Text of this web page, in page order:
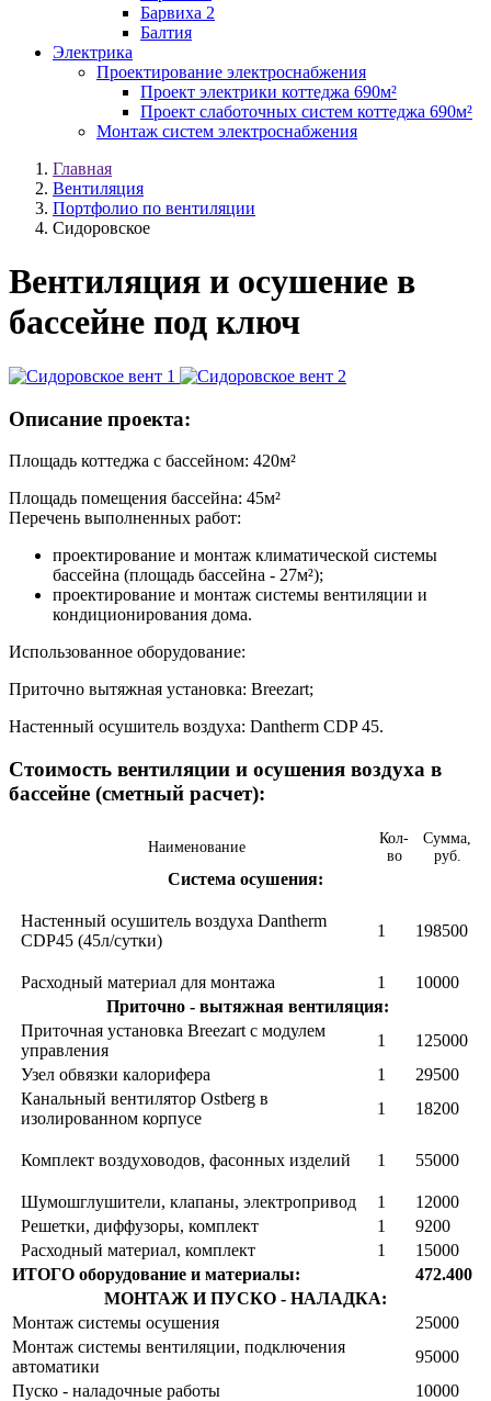
Барвиха 2
Балтия
Электрика
Проектирование электроснабжения
Проект электрики коттеджа 690м²
Проект слаботочных систем коттеджа 690м²
Монтаж систем электроснабжения
Главная
Вентиляция
Портфолио по вентиляции
Сидоровское
Вентиляция и осушение в
бассейне под ключ
Описание проекта:
Площадь коттеджа с бассейном: 420м²
Площадь помещения бассейна: 45м²
Перечень выполненных работ:
проектирование и монтаж климатической системы
бассейна (площадь бассейна - 27м²);
проектирование и монтаж системы вентиляции и
кондиционирования дома.
Использованное оборудование:
Приточно вытяжная установка: Breezart;
Настенный осушитель воздуха: Dantherm CDP 45.
Стоимость вентиляции и осушения воздуха в
бассейне (сметный расчет):
Наименование
Кол-
во
Сумма,
руб.
Система осушения:
Настенный осушитель воздуха Dantherm
CDP45 (45л/сутки)
1 198500
Расходный материал для монтажа 1
10000
Приточно - вытяжная вентиляция:
Приточная установка Breezart с модулем
управления
1
125000
Узел обвязки калорифера
1
29500
Канальный вентилятор Ostberg в
изолированном корпусе
1 18200
Комплект воздуховодов, фасонных изделий 1 55000
Шумошглушители, клапаны, электропривод 1
12000
Решетки, диффузоры, комплект
1
9200
Расходный материал, комплект
1
15000
ИТОГО оборудование и материалы:
472.400
МОНТАЖ И ПУСКО - НАЛАДКА:
Монтаж системы осушения
25000
Монтаж системы вентиляции, подключения
автоматики
95000
Пуско - наладочные работы
10000